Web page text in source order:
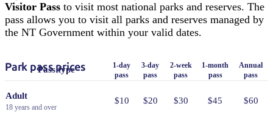
Visitor Pass to visit most national parks and reserves. The
pass allows you to visit all parks and reserves managed by
the NT Government within your valid dates.
Park pass prices
Pass type
1-day
pass
3-day
pass
2-week
pass
1-month
pass
Annual
pass
Adult
18 years and over
$10 $20 $30 $45 $60